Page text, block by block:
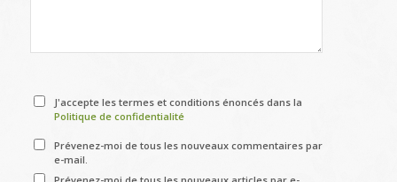
J'accepte les termes et conditions énoncés dans la
Politique de confidentialité
Prévenez-moi de tous les nouveaux commentaires par
e-mail.